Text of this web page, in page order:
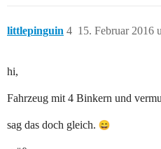
littlepinguin 15. Februar 2016
4
hi,
Fahrzeug mit 4 Binkern und
sag das doch gleich.